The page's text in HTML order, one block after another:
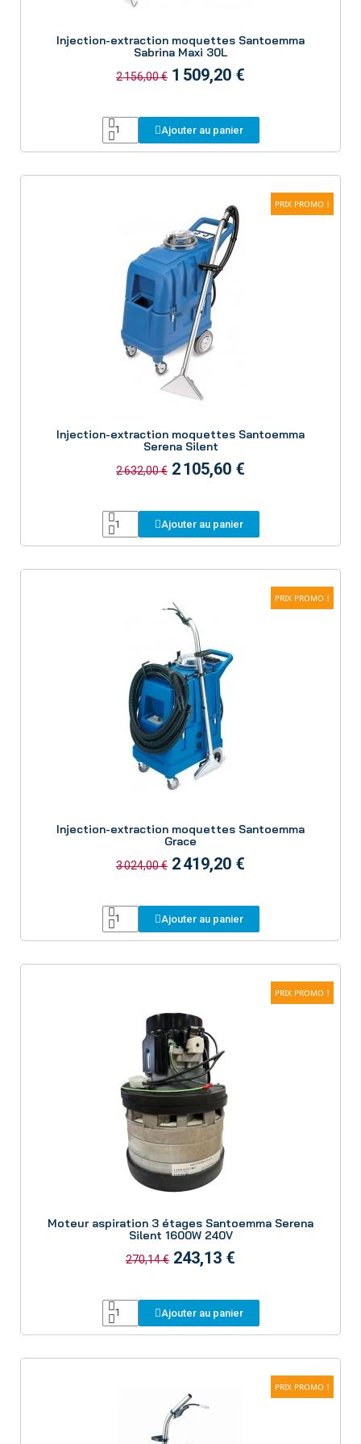
Injection-extraction moquettes Santoemma
Sabrina Maxi 30L
2 156,00 € 1 509,20 €
Ajouter au panier
PRIX PROMO !
Injection-extraction moquettes Santoemma
Serena Silent
2 632,00 € 2 105,60 €
Ajouter au panier
PRIX PROMO !
Injection-extraction moquettes Santoemma
Grace
3 024,00 € 2 419,20 €
Ajouter au panier
PRIX PROMO !
Moteur aspiration 3 étages Santoemma Serena
Silent 1600W 240V
270,14 € 243,13 €
Ajouter au panier
PRIX PROMO !